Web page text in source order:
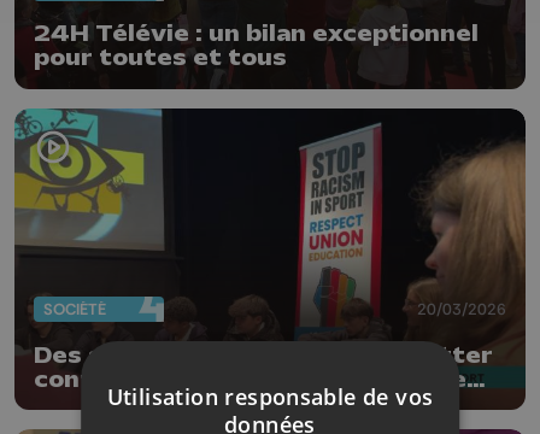
24H Télévie : un bilan exceptionnel
pour toutes et tous
SOCIÉTÉ 20/03/2026
Des solutions concrètes pour lutter
contre les discriminations dans le
sport
Utilisation responsable de vos
données